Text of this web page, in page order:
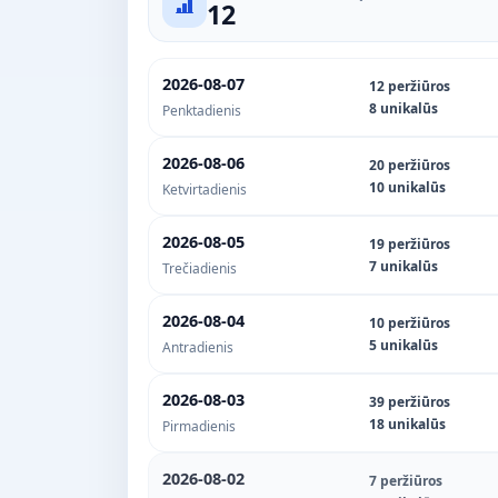
12
2026-08-07
Penktadienis
12 peržiūros
8 unikalūs
2026-08-06
Ketvirtadienis
20 peržiūros
10 unikalūs
2026-08-05
Trečiadienis
19 peržiūros
7 unikalūs
2026-08-04
Antradienis
10 peržiūros
5 unikalūs
2026-08-03
Pirmadienis
39 peržiūros
18 unikalūs
2026-08-02
7 peržiūros